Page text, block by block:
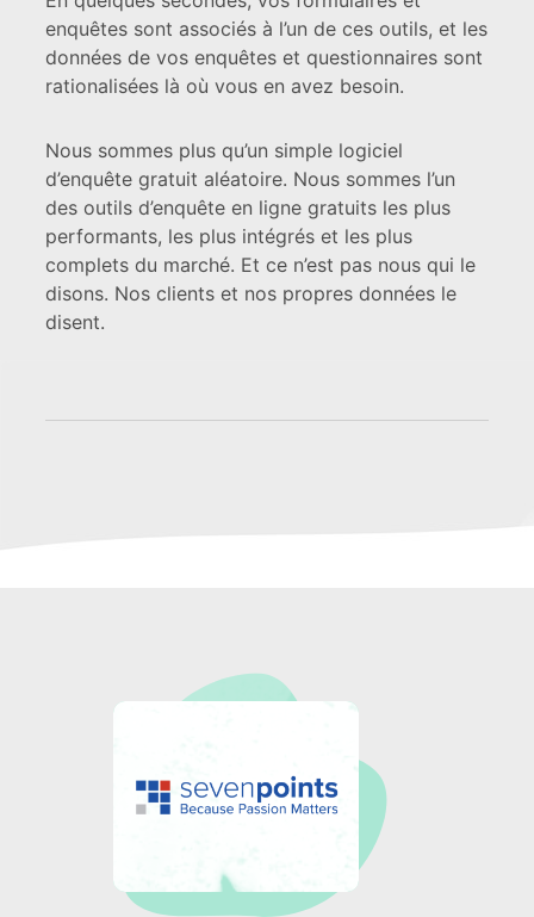
enquêtes sont associés à l’un de ces outils, et les
données de vos enquêtes et questionnaires sont
rationalisées là où vous en avez besoin.
Nous sommes plus qu’un simple logiciel
d’enquête gratuit aléatoire. Nous sommes l’un
des outils d’enquête en ligne gratuits les plus
performants, les plus intégrés et les plus
complets du marché. Et ce n’est pas nous qui le
disons. Nos clients et nos propres données le
disent.